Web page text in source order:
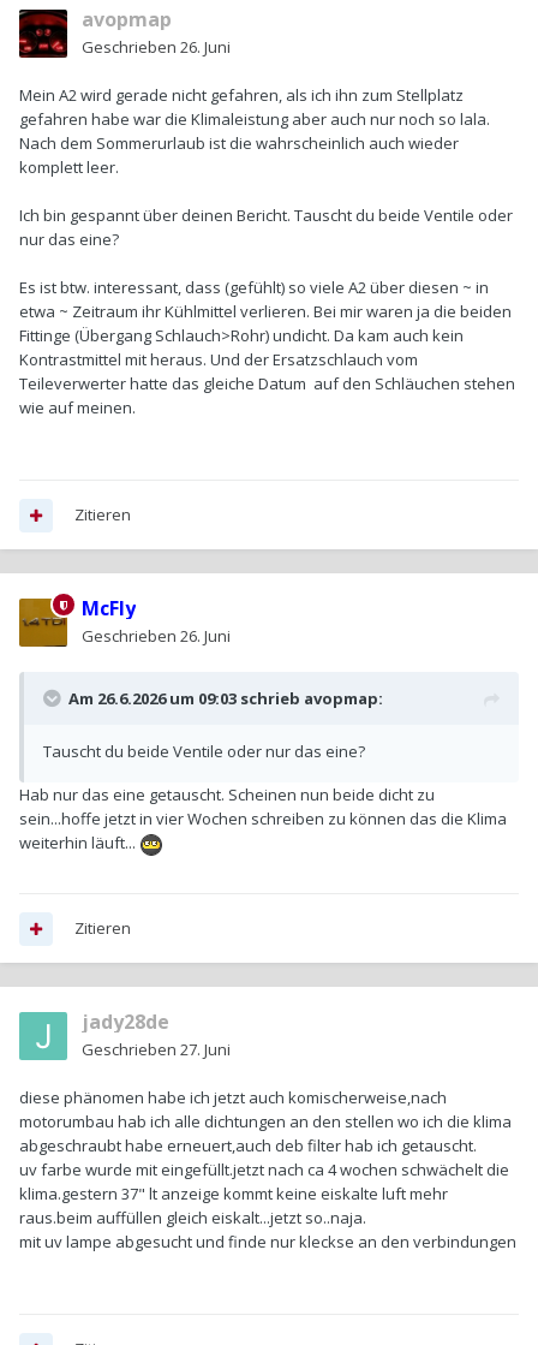
avopmap
Geschrieben 26. Juni
Mein A2 wird gerade nicht gefahren, als ich ihn zum Stellplatz
gefahren habe war die Klimaleistung aber auch nur noch so lala.
Nach dem Sommerurlaub ist die wahrscheinlich auch wieder
komplett leer.
Ich bin gespannt über deinen Bericht. Tauscht du beide Ventile oder
nur das eine?
Es ist btw. interessant, dass (gefühlt) so viele A2 über diesen ~ in
etwa ~ Zeitraum ihr Kühlmittel verlieren. Bei mir waren ja die beiden
Fittinge (Übergang Schlauch>Rohr) undicht. Da kam auch kein
Kontrastmittel mit heraus. Und der Ersatzschlauch vom
Teileverwerter hatte das gleiche Datum auf den Schläuchen stehen
wie auf meinen.
Zitieren
McFly
Geschrieben 26. Juni
Am 26.6.2026 um 09:03 schrieb avopmap:
Tauscht du beide Ventile oder nur das eine?
Hab nur das eine getauscht. Scheinen nun beide dicht zu
sein...hoffe jetzt in vier Wochen schreiben zu können das die Klima
weiterhin läuft...
Zitieren
jady28de
Geschrieben 27. Juni
diese phänomen habe ich jetzt auch komischerweise,nach
motorumbau hab ich alle dichtungen an den stellen wo ich die klima
abgeschraubt habe erneuert,auch deb filter hab ich getauscht.
uv farbe wurde mit eingefüllt.jetzt nach ca 4 wochen schwächelt die
klima.gestern 37" lt anzeige kommt keine eiskalte luft mehr
raus.beim auffüllen gleich eiskalt...jetzt so..naja.
mit uv lampe abgesucht und finde nur kleckse an den verbindungen